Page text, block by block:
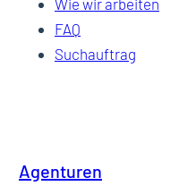
FAQ
Suchauftrag
Agenturen